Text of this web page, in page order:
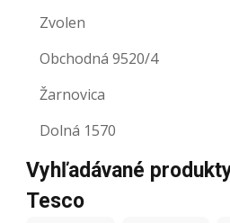
Zvolen
Obchodná 9520/4
Žarnovica
Dolná 1570
Vyhľadávané
Tesco